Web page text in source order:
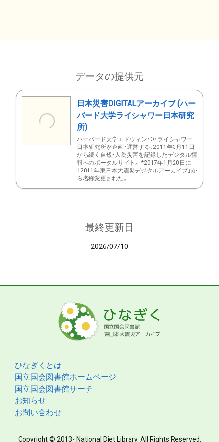
データの提供元
日本災害DIGITALアーカイブ (ハー
バード大学ライシャワー日本研究
所)
ハーバード大学エドウィン・O・ライシャワー
日本研究所が企画・運営する、2011年3月11日
から続く自然・人為災害を記録したデジタル情
報へのポータルサイト。 *2017年1月20日に
「2011年東日本大震災デジタルアーカイブ」か
ら名称変更された。
最終更新日
2026/07/10
ひなぎくとは
国立国会図書館ホームページ
国立国会図書館サーチ
お知らせ
お問い合わせ
Copyright © 2013- National Diet Library. All Rights Reserved.